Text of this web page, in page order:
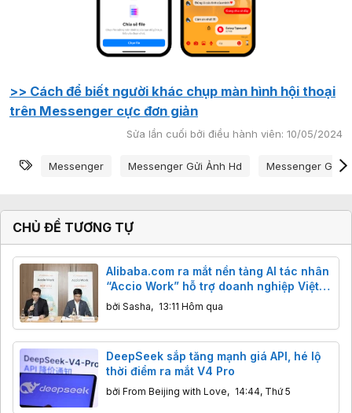
>> Cách để biết người khác chụp màn hình hội thoại
trên Messenger cực đơn giản
Sửa lần cuối bởi điều hành viên: 10/05/2024
Từ khóa
Messenger Messenger Gửi Ảnh Hd Messenger Gửi
CHỦ ĐỀ TƯƠNG TỰ
Alibaba.com ra mắt nền tảng AI tác nhân
“Accio Work” hỗ trợ doanh nghiệp Việt
xuất khẩu
bởi Sasha, 13:11 Hôm qua
DeepSeek sắp tăng mạnh giá API, hé lộ
thời điểm ra mắt V4 Pro
bởi From Beijing with Love, 14:44, Thứ 5